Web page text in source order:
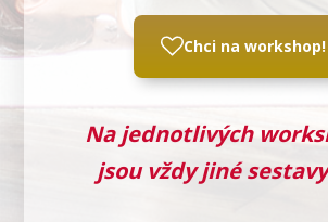
Chci na workshop!
Na jednotlivých
jsou vždy jiné